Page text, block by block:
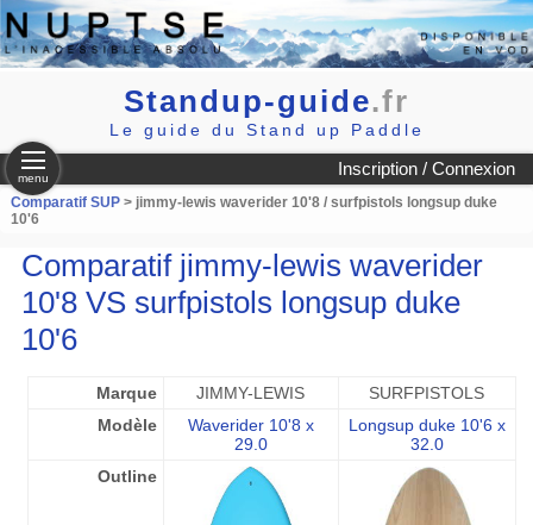
Standup-guide.fr
Le guide du Stand up Paddle
Inscription / Connexion
menu
Comparatif SUP > jimmy-lewis waverider 10'8 / surfpistols longsup duke
10'6
Comparatif jimmy-lewis waverider
10'8 VS surfpistols longsup duke
10'6
Marque JIMMY-LEWIS
SURFPISTOLS
Modèle
Waverider 10'8 x
29.0
Longsup duke 10'6 x
32.0
Outline